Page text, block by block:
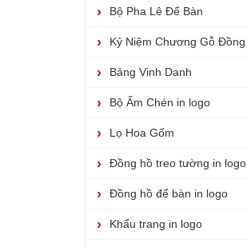
Bộ Pha Lê Để Bàn
Kỷ Niệm Chương Gỗ Đồng
Bảng Vinh Danh
Bộ Ấm Chén in logo
Lọ Hoa Gốm
Đồng hồ treo tường in logo
Đồng hồ để bàn in logo
Khẩu trang in logo